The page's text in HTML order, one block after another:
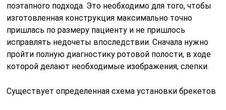
поэтапного подхода. Это необходимо для того, чтобы
изготовленная конструкция максимально точно
пришлась по размеру пациенту и не пришлось
исправлять недочеты впоследствии. Сначала нужно
пройти полную диагностику ротовой полости, в ходе
которой делают необходимые изображения, слепки.
Существует определенная схема установки брекетов